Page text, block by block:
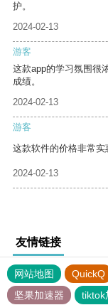
护。
2024-02-13
游客
这款app的学习氛围很
成绩。
2024-02-13
游客
这款软件的价格非常实
2024-02-13
友情链接
网站地图 QuickQ
坚果加速器
tiktok